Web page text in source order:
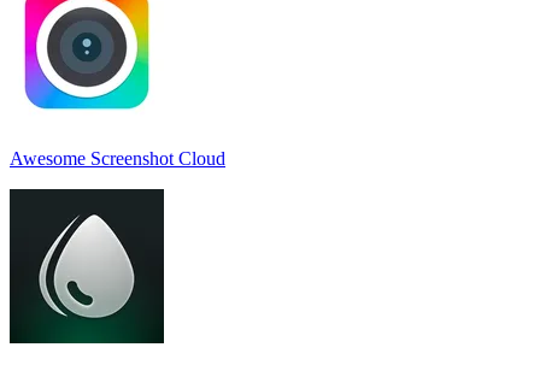
Awesome Screenshot Cloud